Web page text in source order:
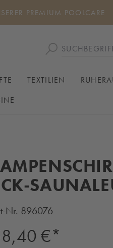
PREMIUM POOLCARE
TEXTILIEN
Nr. 896076
Preis: €*